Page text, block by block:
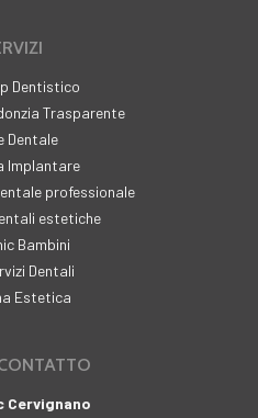
Dentistico
Trasparente
Dentale
Implantare
professionale
estetiche
Bambini
Dentali
Estetica
Cervignano